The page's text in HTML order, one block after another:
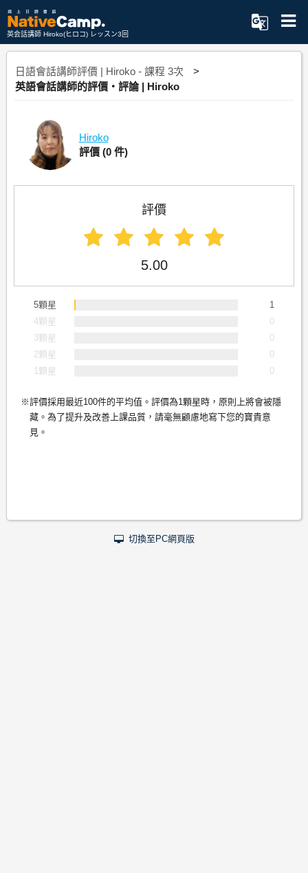
英会話講師 Hiroko(ヒロコ) レッスン3回
日語會話講師評價 | Hiroko - 課程 3次
英語會話講師的評價・評論 | Hiroko
Hiroko
評價 (0 件)
評價
5.00
5顆星
1
4顆星
0
3顆星
0
2顆星
0
1顆星
0
評價採用最近100件的平均值。評價為1顆星時，原則上將會被隱
藏。為了提升及改善上課品質，請毫無顧慮地寫下您的寶貴意
見。
切換至PC網頁版